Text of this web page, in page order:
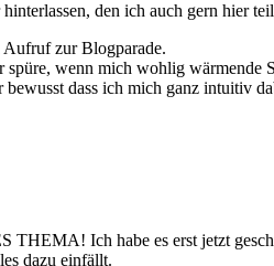
den ich auch gern hier
zur Blogparade.
wenn mich wohlig
dass ich mich ganz intuitiv
THEMA! Ich habe es erst jetzt
dazu einfällt.